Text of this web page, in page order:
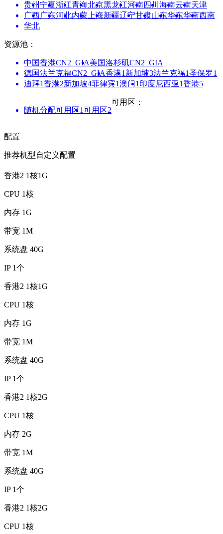
贵州宁夏浙江青海北京黑龙江河南四川 海南云南天津
广西广东河北内蒙 上海新疆辽宁甘肃山东华东华南西南
华北
资源池：
中国香港CN2_GIA美国洛杉矶CN2_GIA
德国法兰克福CN2_GIA香港1 新加坡3法兰克福1圣保罗1
迪拜1香港2新加坡4菲律宾1澳门1 印度尼西亚1香港5
可用区：
随机分配可用区1可用区2
配置
推荐机型自定义配置
香港2 1核1G
CPU 1核
内存 1G
带宽 1M
系统盘 40G
IP 1个
香港2 1核1G
CPU 1核
内存 1G
带宽 1M
系统盘 40G
IP 1个
香港2 1核2G
CPU 1核
内存 2G
带宽 1M
系统盘 40G
IP 1个
香港2 1核2G
CPU 1核